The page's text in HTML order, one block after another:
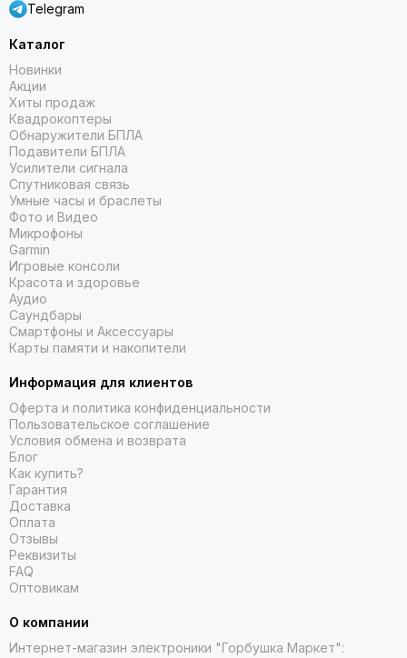
Telegram
Каталог
Новинки
Акции
Хиты продаж
Квадрокоптеры
Обнаружители БПЛА
Подавители БПЛА
Усилители сигнала
Спутниковая связь
Умные часы и браслеты
Фото и Видео
Микрофоны
Garmin
Игровые консоли
Красота и здоровье
Аудио
Саундбары
Смартфоны и Аксессуары
Карты памяти и накопители
Информация для клиентов
Оферта и политика конфиденциальности
Пользовательское соглашение
Условия обмена и возврата
Блог
Как купить?
Гарантия
Доставка
Оплата
Отзывы
Реквизиты
FAQ
Оптовикам
О компании
Интернет-магазин электроники "Горбушка Маркет":